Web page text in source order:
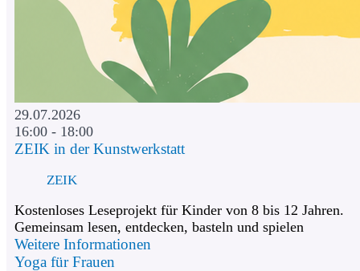
29.07.2026
16:00 - 18:00
ZEIK in der Kunstwerkstatt
ZEIK
Kostenloses Leseprojekt für Kinder von 8 bis 12 Jahren.
Gemeinsam lesen, entdecken, basteln und spielen
Weitere Informationen
Yoga für Frauen